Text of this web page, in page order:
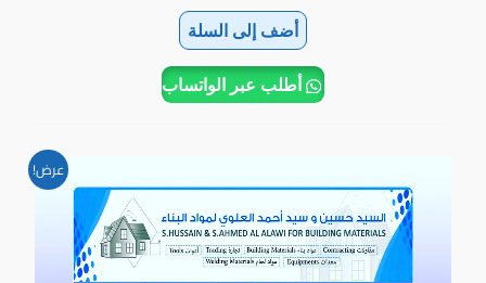
أضف إلى السلة
أطلب عبر الواتساب
عرض!
الأصلي
هو:
4.450BD.
الحالي
هو:
3.200BD.